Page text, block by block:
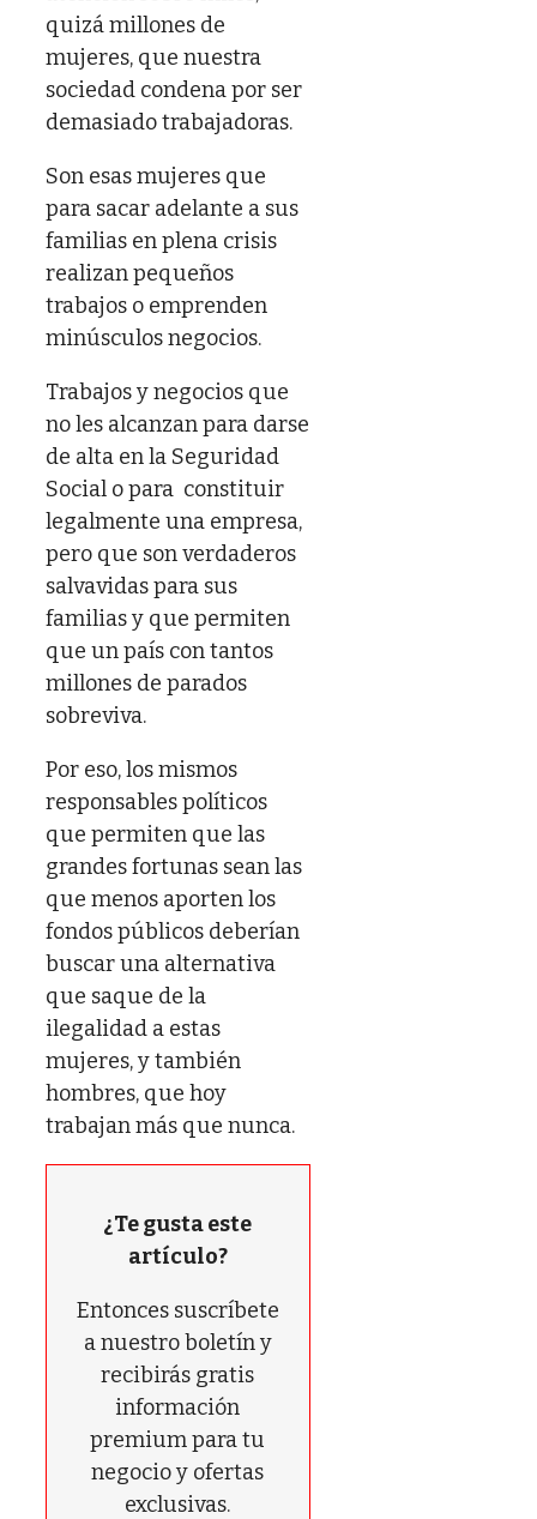
quizá millones de
mujeres, que nuestra
sociedad condena por ser
demasiado trabajadoras.
Son esas mujeres que
para sacar adelante a sus
familias en plena crisis
realizan pequeños
trabajos o emprenden
minúsculos negocios.
Trabajos y negocios que
no les alcanzan para darse
de alta en la Seguridad
Social o para constituir
legalmente una empresa,
pero que son verdaderos
salvavidas para sus
familias y que permiten
que un país con tantos
millones de parados
sobreviva.
Por eso, los mismos
responsables políticos
que permiten que las
grandes fortunas sean las
que menos aporten los
fondos públicos deberían
buscar una alternativa
que saque de la
ilegalidad a estas
mujeres, y también
hombres, que hoy
trabajan más que nunca.
¿Te gusta este
artículo?
Entonces suscríbete
a nuestro boletín y
recibirás gratis
información
premium para tu
negocio y ofertas
exclusivas.